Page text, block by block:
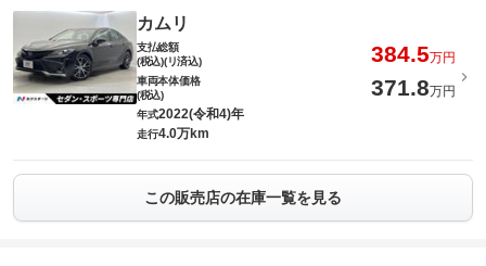
カムリ
支払総額
(税込)(リ済込)
384.5万円
車両本体価格
(税込)
371.8万円
年式2022(令和4)年
走行4.0万km
この販売店の在庫一覧を見る